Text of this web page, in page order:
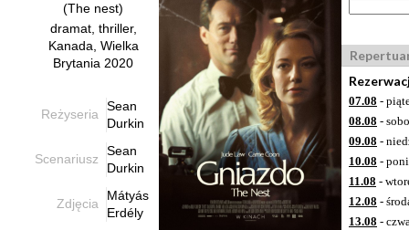
(The nest)
dramat, thriller,
Kanada, Wielka
Brytania 2020
Reżyseria
Sean
Durkin
Scenariusz
Sean
Durkin
Zdjęcia
Mátyás
Erdély
07.08 -
08.08 -
09.08 -
10.08 -
11.08 -
12.08 -
13.08 -